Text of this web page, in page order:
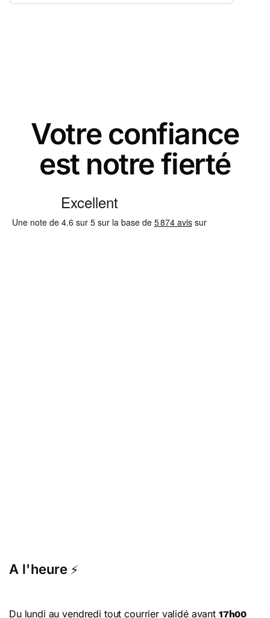
Votre confiance
est notre fierté
A l'heure ⚡
Du lundi au vendredi tout courrier validé avant 17h00